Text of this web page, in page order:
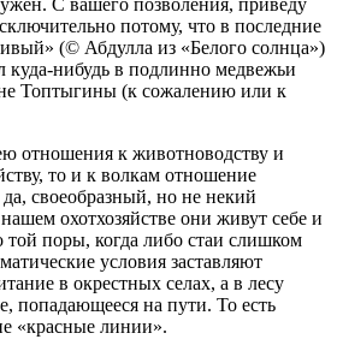
С вашего позволения, приведу
потому, что в последние
(© Абдулла из «Белого солнца»)
куда-нибудь в подлинно медвежьи
Топтыгины (к сожалению или к
отношения к животноводству и
то и к волкам отношение
своеобразный, но не некий
охотхозяйстве они живут себе и
той поры, когда либо стаи слишком
условия заставляют
в окрестных селах, а в лесу
попадающееся на пути. То есть
«красные линии».